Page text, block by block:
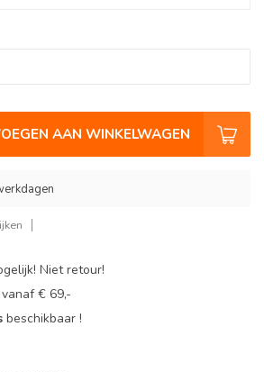
AAN WINKELWAGEN
Niet retour!
€ 69,-
beschikbaar !